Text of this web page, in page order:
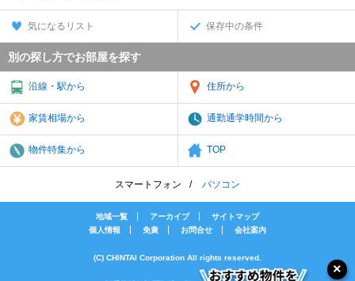
気になるリスト 保存中の条件
別の探し方でお部屋を探す
沿線・駅から 住所から
家賃相場から 通勤通学時間から
物件特集から TOP
スマートフォン パソコン
地域一覧 アーカイブ
サイトマップ
個人情報
免責 お問合せ 会社案内
(C) CHINTAI Corporation All rights reserved.